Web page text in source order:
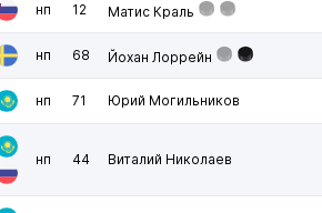
нп 12 Матис Краль
нп 68 Йохан Лоррейн
нп 71 Юрий Могильников
нп 44 Виталий Николаев